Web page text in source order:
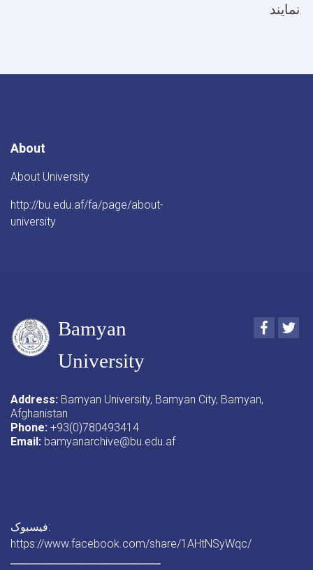
نمايند.
About
About University
http://bu.edu.af/fa/page/about-
university
Bamyan
University
Address: Bamyan University, Bamyan City, Bamyan,
Afghanistan
Phone: +93(0)780493414
Email: bamyanarchive@bu.edu.af
فیسبوک:
https://www.facebook.com/share/1AHtNSyWqc/
ـــــــــــــــــــــــــــــــــــــــــــ